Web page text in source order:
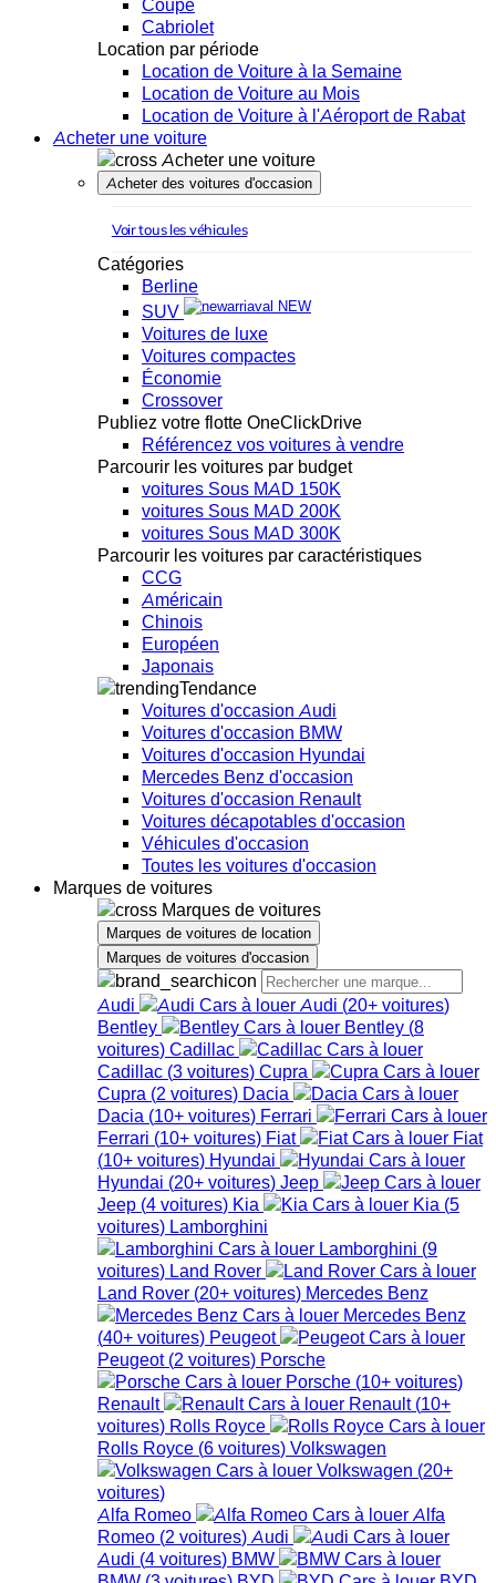
Coupé
Cabriolet
Location par période
Location de Voiture à la Semaine
Location de Voiture au Mois
Location de Voiture à l'Aéroport de Rabat
Acheter une voiture
Acheter une voiture
Acheter des voitures d'occasion
Voir tous les véhicules
Catégories
Berline
SUV
NEW
Voitures de luxe
Voitures compactes
Économie
Crossover
Publiez votre flotte OneClickDrive
Référencez vos voitures à vendre
Parcourir les voitures par budget
voitures Sous MAD 150K
voitures Sous MAD 200K
voitures Sous MAD 300K
Parcourir les voitures par caractéristiques
CCG
Américain
Chinois
Européen
Japonais
Tendance
Voitures d'occasion Audi
Voitures d'occasion BMW
Voitures d'occasion Hyundai
Mercedes Benz d'occasion
Voitures d'occasion Renault
Voitures décapotables d'occasion
Véhicules d'occasion
Toutes les voitures d'occasion
Marques de voitures
Marques de voitures
Marques de voitures de location
Marques de voitures d'occasion
Audi Audi (20+ voitures)
Bentley
Bentley (8
voitures) Cadillac
Cadillac (3 voitures) Cupra
Cupra (2 voitures) Dacia
Dacia (10+ voitures) Ferrari
Ferrari (10+ voitures) Fiat
Fiat
(10+ voitures) Hyundai
Hyundai (20+ voitures) Jeep
Jeep (4 voitures) Kia Kia (5
voitures) Lamborghini
Lamborghini (9
voitures) Land Rover
Land Rover (20+ voitures) Mercedes Benz
Mercedes Benz
(40+ voitures) Peugeot
Peugeot (2 voitures) Porsche
Porsche (10+ voitures)
Renault
Renault (10+
voitures) Rolls Royce
Rolls Royce (6 voitures) Volkswagen
Volkswagen (20+
voitures)
Alfa Romeo
Alfa
Romeo (2 voitures) Audi
Audi (4 voitures) BMW